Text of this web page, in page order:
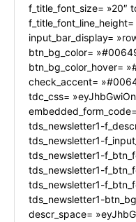
f_title_font_size= »20″
input_bar_display=
btn_bg_color=
btn_bg_color_hover=
check_accent=
tdc_css=
tds_newsletter1-
tds_newsletter1-
tds_newsletter1-
tds_newsletter1-
tds_newsletter1-
tds_newsletter1-
descr_space=